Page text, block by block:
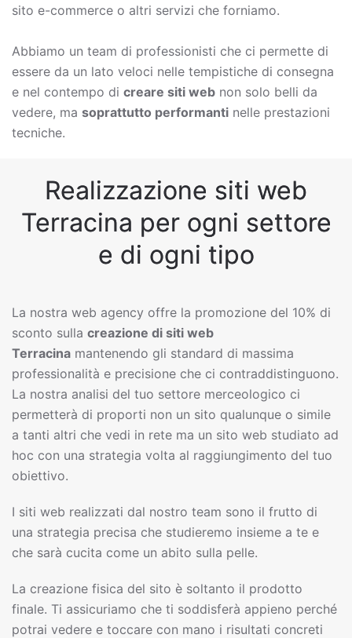
sito e-commerce o altri servizi che forniamo.
Abbiamo un team di professionisti che ci permette di
essere da un lato veloci nelle tempistiche di consegna
e nel contempo di creare siti web non solo belli da
vedere, ma soprattutto performanti nelle prestazioni
tecniche.
Realizzazione siti web
Terracina per ogni settore
e di ogni tipo
La nostra web agency offre la promozione del 10% di
sconto sulla creazione di siti web
Terracina mantenendo gli standard di massima
professionalità e precisione che ci contraddistinguono.
La nostra analisi del tuo settore merceologico ci
permetterà di proporti non un sito qualunque o simile
a tanti altri che vedi in rete ma un sito web studiato ad
hoc con una strategia volta al raggiungimento del tuo
obiettivo.
I siti web realizzati dal nostro team sono il frutto di
una strategia precisa che studieremo insieme a te e
che sarà cucita come un abito sulla pelle.
La creazione fisica del sito è soltanto il prodotto
finale. Ti assicuriamo che ti soddisferà appieno perché
potrai vedere e toccare con mano i risultati concreti